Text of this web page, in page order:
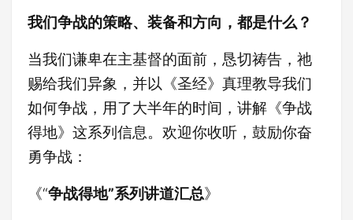
我们争战的策略、装备和方向，都是什么？
当我们谦卑在主基督的面前，恳切祷告，祂
赐给我们异象，并以《圣经》真理教导我们
如何争战，用了大半年的时间，讲解《争战
得地》这系列信息。欢迎你收听，鼓励你奋
勇争战：
《“争战得地”系列讲道汇总》